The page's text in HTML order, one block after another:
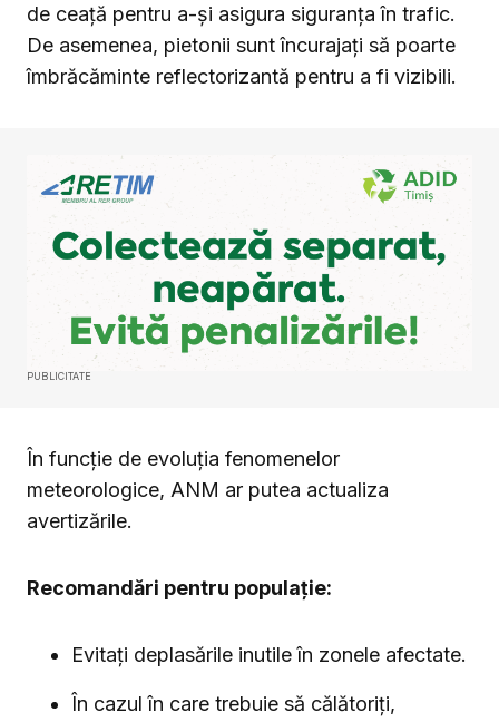
de ceață pentru a-și asigura siguranța în trafic.
De asemenea, pietonii sunt încurajați să poarte
îmbrăcăminte reflectorizantă pentru a fi vizibili.
PUBLICITATE
În funcție de evoluția fenomenelor
meteorologice, ANM ar putea actualiza
avertizările.
Recomandări pentru populație:
Evitați deplasările inutile în zonele afectate.
În cazul în care trebuie să călătoriți,